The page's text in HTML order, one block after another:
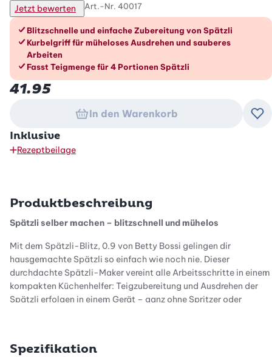
Jetzt bewerten Art.-Nr. 40017
Die Vorteile im Überblick
Blitzschnelle und einfache Zubereitung von Spätzli
Kurbelgriff für müheloses Ausdrehen und sauberes
Arbeiten
Fasst Teigmenge für 4 Portionen Spätzli
41.95
In den Warenkorb
Inklusive
Rezeptbeilage
Produktbeschreibung
Spätzli selber machen – blitzschnell und mühelos
Mit dem Spätzli-Blitz, 0.9 von Betty Bossi gelingen dir
hausgemachte Spätzli so einfach wie noch nie. Dieser
durchdachte Spätzli-Maker vereint alle Arbeitsschritte in einem
kompakten Küchenhelfer: Teigzubereitung und Ausdrehen der
Spätzli erfolgen in einem Gerät – ganz ohne Spritzer oder
Spezifikation